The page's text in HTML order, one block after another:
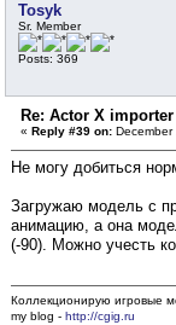
Tosyk
Sr. Member
Posts: 369
Re: Actor X
« Reply #39 on:
Не могу добиться
Загружаю модель с
анимацию, а она
(-90). Можно учесть
Коллекционирую игровые
my blog - http://cgig.ru